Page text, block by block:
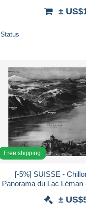
±
Status
Free shipping
[-5%] SUISSE -
Panorama du Lac Léman
±